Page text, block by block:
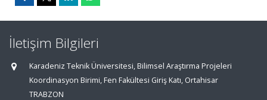
İletişim Bilgileri
Karadeniz Teknik Üniversitesi, Bilimsel Araştırma Projeleri
Koordinasyon Birimi, Fen Fakültesi Giriş Katı, Ortahisar
TRABZON